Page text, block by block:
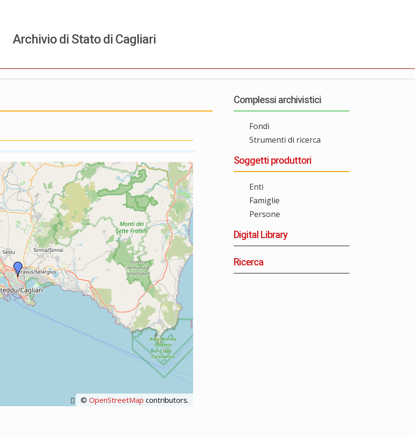
Archivio di Stato di Cagliari
© OpenStreetMap contributors.
Complessi archivistici
Fondi
Strumenti di ricerca
Soggetti produttori
Enti
Famiglie
Persone
Digital Library
Ricerca